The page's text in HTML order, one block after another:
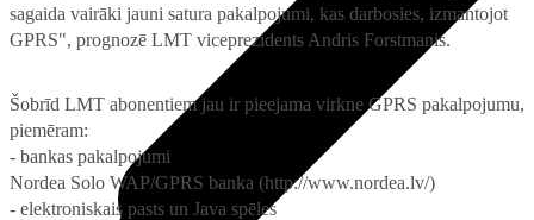
sagaida vairāki jauni satura pakalpojumi, kas darbosies, izmantojot
GPRS", prognozē LMT viceprezidents Andris Forstmanis.
Šobrīd LMT abonentiem jau ir pieejama virkne GPRS pakalpojumu,
piemēram:
- bankas pakalpojumi
Nordea Solo WAP/GPRS banka (http://www.nordea.lv/)
- elektroniskais pasts un Java spēles